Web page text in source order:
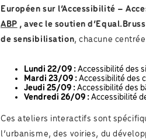
Européen sur l’Accessibilité –
ABP , avec le soutien
de sensibilisation, chacune
Lundi 22/09 :Accessibilité des
Mardi 23/09 :Accessibilité des
Jeudi 25/09 :Accessibilité des
Vendredi 26/09 :Accessibilité
Ces ateliers interactifs sont
l’urbanisme, des voiries, du